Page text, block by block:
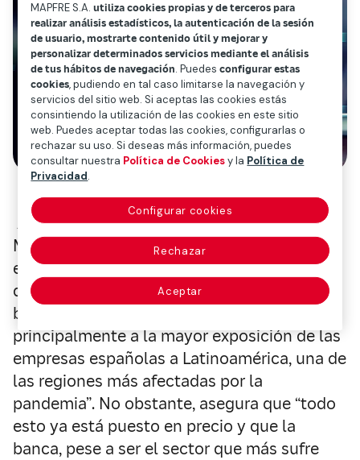
Alberto Matellán, economista jefe de
Mapfre Inversión, explica en una entrevista
en, A Media Sesión, de Radio Intereconomía,
que esto se debe “al mayor peso del sector
bancario en el selectivo, pero
principalmente a la mayor exposición de las
empresas españolas a Latinoamérica, una de
las regiones más afectadas por la
pandemia”. No obstante, asegura que “todo
esto ya está puesto en precio y que la
banca, pese a ser el sector que más sufre
MAPFRE S.A.utiliza cookies propias y de terceros para
realizar análisis estadísticos, la autenticación de la sesión
de usuario, mostrarte contenido útil y mejorar y
personalizar determinados servicios mediante el análisis
de tus hábitos de navegación. Puedesconfigurar estas
cookies, pudiendo en tal caso limitarse la navegación y
servicios del sitio web. Si aceptas las cookies estás
consintiendo la utilización de las cookies en este sitio
web. Puedes aceptar todas las cookies, configurarlas o
rechazar su uso. Si deseas más información, puedes
consultar nuestra Política de Cookiesy la Política de
Privacidad.
Configurar cookies
Rechazar
Aceptar